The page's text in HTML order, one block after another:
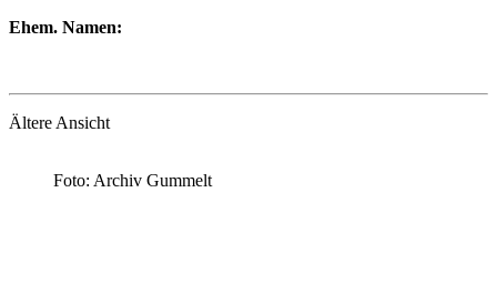
Ehem. Namen:
Ältere Ansicht
Foto: Archiv Gummelt